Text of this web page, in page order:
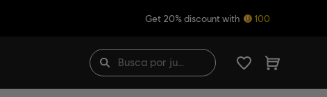
Get 20% discount with 100